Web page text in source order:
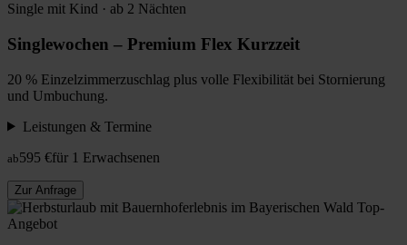
Single mit Kind · ab 2 Nächten
Singlewochen – Premium Flex Kurzzeit
20 % Einzelzimmerzuschlag plus volle Flexibilität bei Stornierung
und Umbuchung.
Leistungen & Termine
ab595 €für 1 Erwachsenen
Zur Anfrage
Top-
Angebot